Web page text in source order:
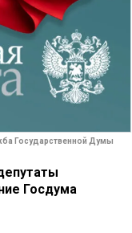
Государственной Думы
Госдума